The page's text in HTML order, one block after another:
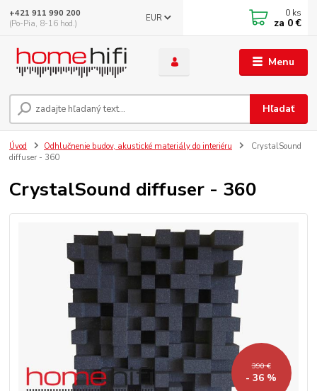
Menu
EUR
Hľadať
+421 911 990 200
(Po-Pia, 8-16 hod.)
0 ks
za 0 €
Úvod Odhlučnenie budov, akustické materiály do interiéru
CrystalSound
diffuser - 360
CrystalSound diffuser - 360
390 €
- 36 %